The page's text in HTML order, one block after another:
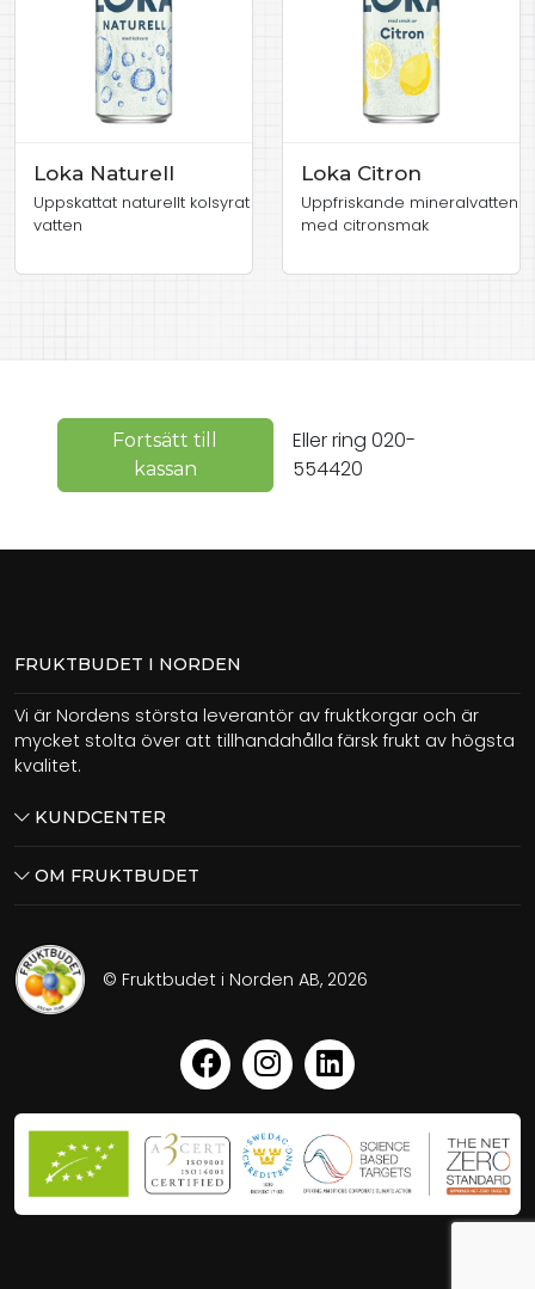
Loka Naturell
Uppskattat naturellt kolsyrat
vatten
Loka Citron
Uppfriskande mineralvatten
med citronsmak
Fortsätt till
kassan
Eller ring 020-
554420
FRUKTBUDET I NORDEN
Vi är Nordens största leverantör av fruktkorgar och är
mycket stolta över att tillhandahålla färsk frukt av högsta
kvalitet.
KUNDCENTER
OM FRUKTBUDET
© Fruktbudet i Norden AB, 2026